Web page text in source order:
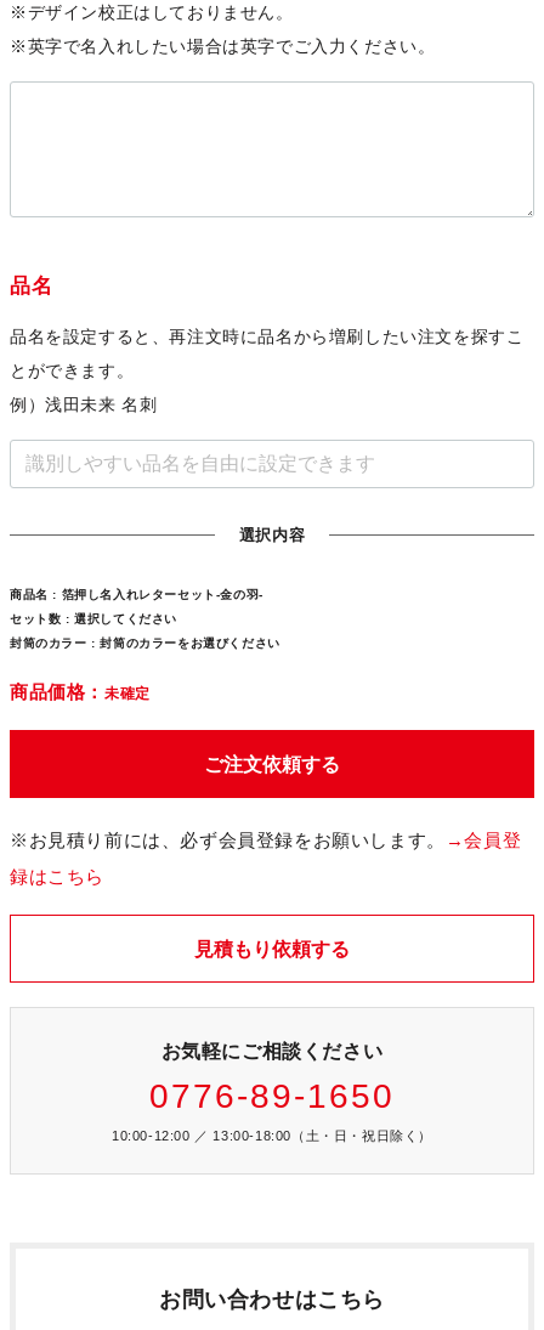
※デザイン校正はしておりません。
※英字で名入れしたい場合は英字でご入力ください。
品名
品名を設定すると、再注文時に品名から増刷したい注文を探すこ
とができます。
例）浅田未来 名刺
選択内容
商品名 : 箔押し名入れレターセット-金の羽-
セット数 :選択してください
封筒のカラー :封筒のカラーをお選びください
商品価格： 未確定
ご注文依頼する
※お見積り前には、必ず会員登録をお願いします。
→会員登
録はこちら
見積もり依頼する
お気軽にご相談ください
0776-89-1650
10:00-12:00 ／ 13:00-18:00（土・日・祝日除く）
お問い合わせはこちら